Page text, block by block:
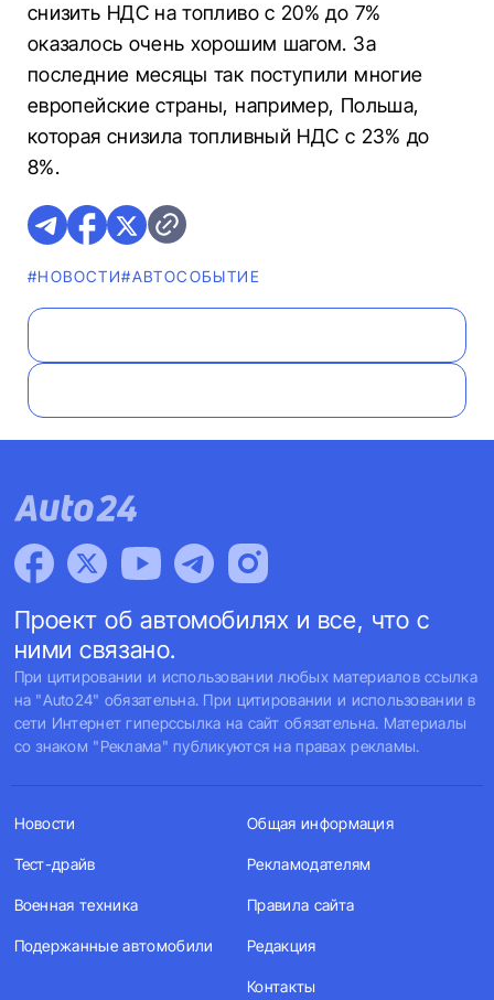
снизить НДС на топливо с 20% до 7%
оказалось очень хорошим шагом. За
последние месяцы так поступили многие
европейские страны, например, Польша,
которая снизила топливный НДС с 23% до
8%.
#НОВОСТИ#АВТОСОБЫТИЕ
Проект об автомобилях и все, что с
ними связано.
При цитировании и использовании любых материалов ссылка
на "Auto24" обязательна. При цитировании и использовании в
сети Интернет гиперссылка на сайт обязательна. Материалы
со знаком "Реклама" публикуются на правах рекламы.
Новости
Тест-драйв
Военная техника
Подержанные автомобили
Общая информация
Рекламодателям
Правила сайта
Редакция
Контакты